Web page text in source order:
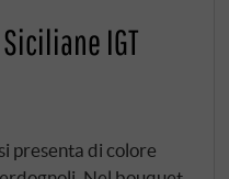
IGT
presenta di colore